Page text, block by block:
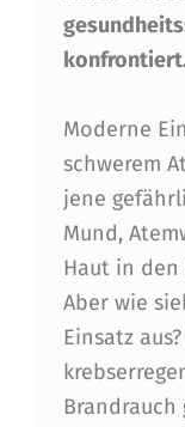
O
N
Z
E
P
T
Z
U
R
Moderne
schwerem
jene
Mund,
Haut in
Aber wie
Einsatz